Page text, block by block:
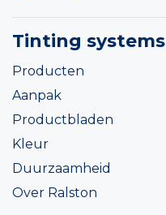
Tinting systems
Producten
Aanpak
Productbladen
Kleur
Duurzaamheid
Over Ralston